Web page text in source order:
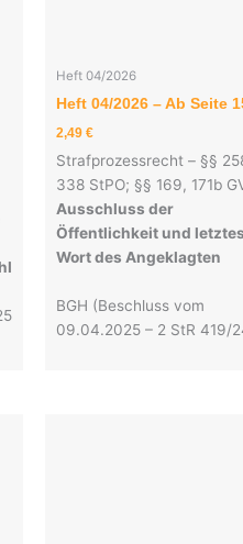
Heft 04/2026
Heft 04/2026 – Ab Seite
2,49 €
Strafprozessrecht – §§
338 StPO; §§ 169, 171b
Ausschluss der
Öffentlichkeit und
Wort des Angeklagten
BGH (Beschluss vom
09.04.2025 – 2 StR 419/